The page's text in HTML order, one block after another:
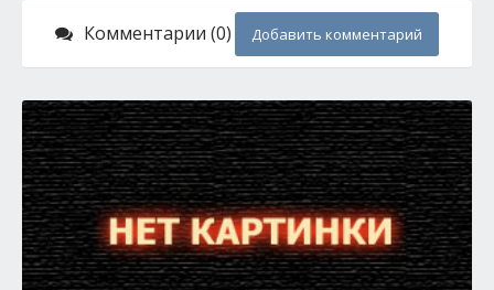
Комментарии (0) Добавить комментарий